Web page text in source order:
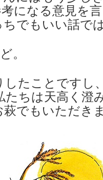
になる意見を
でもいい話で
。
したことですし
たちは天高く澄
萩でもいただき